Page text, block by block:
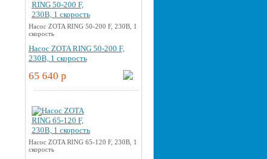
Насос ZOTA RING 50-200 F, 230В, 1
скорость
Насос ZOTA RING 50-200 F,
230В, 1 скорость
65 640 p
Насос ZOTA RING 65-120 F, 230В, 1
скорость